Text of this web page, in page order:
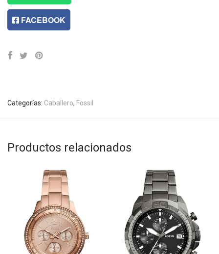
FACEBOOK
Categorías: Caballero, Fossil
Productos relacionados